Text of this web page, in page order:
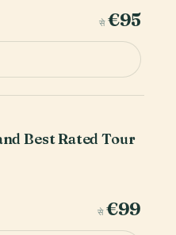
से €95
Best Rated Tour
से €99